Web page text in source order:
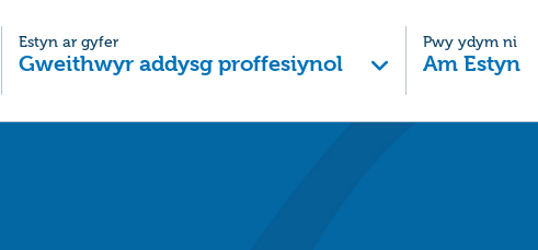
Estyn ar gyfer
Gweithwyr addysg proffesiynol
Pwy ydym ni
Am Estyn